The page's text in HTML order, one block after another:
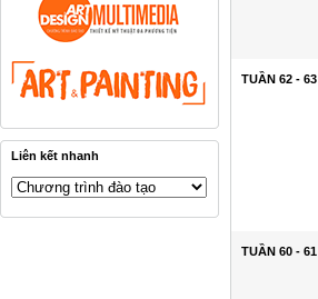
Liên kết nhanh
TUẦN 62 - 63
TUẦN 60 - 61